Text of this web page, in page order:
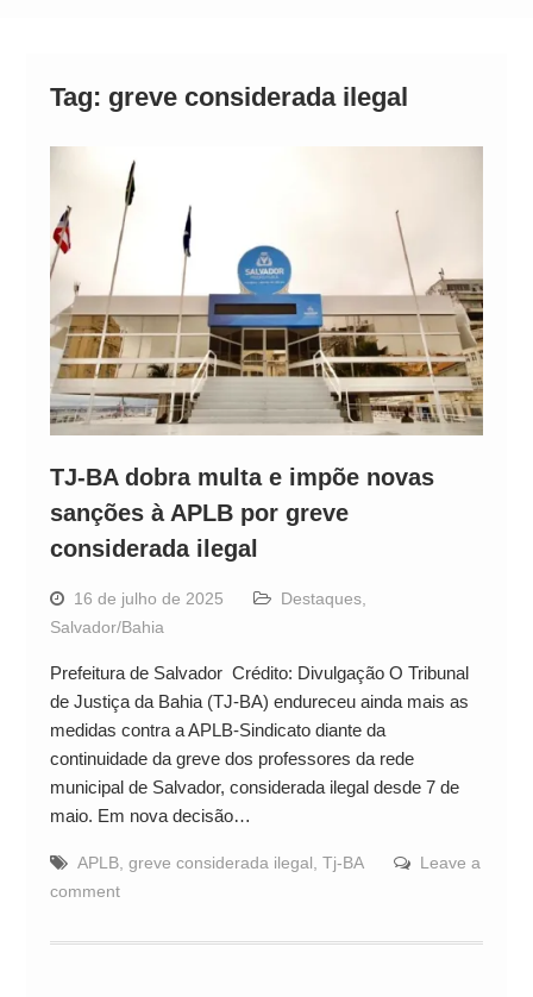
Tag: greve considerada ilegal
TJ-BA dobra multa e impõe novas
sanções à APLB por greve
considerada ilegal
16 de julho de 2025 Destaques,
Salvador/Bahia
Prefeitura de Salvador Crédito: Divulgação O Tribunal
de Justiça da Bahia (TJ-BA) endureceu ainda mais as
medidas contra a APLB-Sindicato diante da
continuidade da greve dos professores da rede
municipal de Salvador, considerada ilegal desde 7 de
maio. Em nova decisão…
APLB, greve considerada ilegal Tj-BA
Leave a
comment